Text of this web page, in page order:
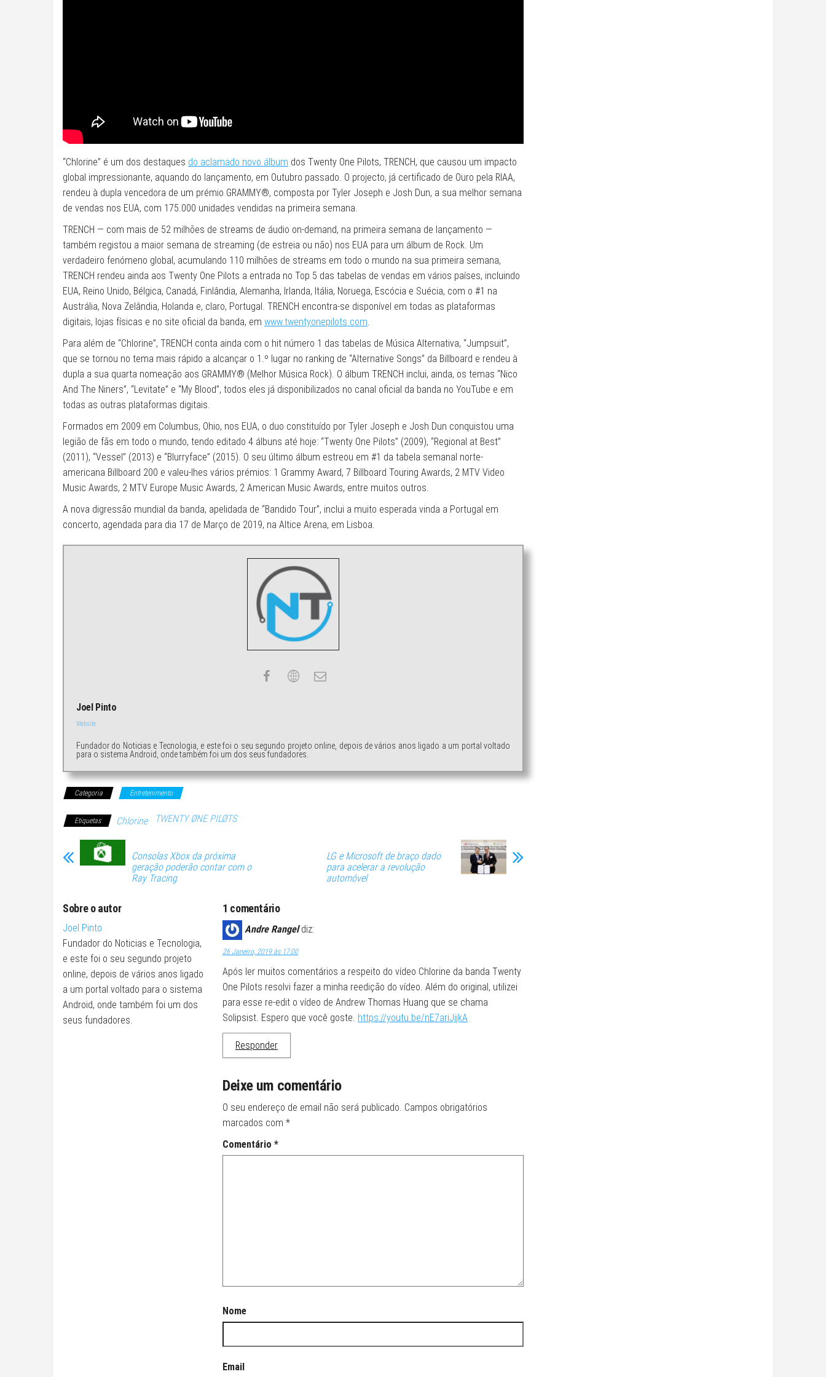
“Chlorine” é um dos destaques do aclamado novo álbum dos Twenty One Pilots, TRENCH, que causou um impacto
global impressionante, aquando do lançamento, em Outubro passado. O projecto, já certificado de Ouro pela RIAA,
rendeu à dupla vencedora de um prémio GRAMMY®, composta por Tyler Joseph e Josh Dun, a sua melhor semana
de vendas nos EUA, com 175.000 unidades vendidas na primeira semana.
TRENCH — com mais de 52 milhões de streams de áudio on-demand, na primeira semana de lançamento —
também registou a maior semana de streaming (de estreia ou não) nos EUA para um álbum de Rock. Um
verdadeiro fenómeno global, acumulando 110 milhões de streams em todo o mundo na sua primeira semana,
TRENCH rendeu ainda aos Twenty One Pilots a entrada no Top 5 das tabelas de vendas em vários países, incluindo
EUA, Reino Unido, Bélgica, Canadá, Finlândia, Alemanha, Irlanda, Itália, Noruega, Escócia e Suécia, com o #1 na
Austrália, Nova Zelândia, Holanda e, claro, Portugal. TRENCH encontra-se disponível em todas as plataformas
digitais, lojas físicas e no site oficial da banda, em www.twentyonepilots.com.
Para além de “Chlorine”, TRENCH conta ainda com o hit número 1 das tabelas de Música Alternativa, “Jumpsuit”,
que se tornou no tema mais rápido a alcançar o 1.º lugar no ranking de “Alternative Songs” da Billboard e rendeu à
dupla a sua quarta nomeação aos GRAMMY® (Melhor Música Rock). O álbum TRENCH inclui, ainda, os temas “Nico
And The Niners”, “Levitate” e “My Blood”, todos eles já disponibilizados no canal oficial da banda no YouTube e em
todas as outras plataformas digitais.
Formados em 2009 em Columbus, Ohio, nos EUA, o duo constituído por Tyler Joseph e Josh Dun conquistou uma
legião de fãs em todo o mundo, tendo editado 4 álbuns até hoje: “Twenty One Pilots” (2009), “Regional at Best”
(2011), “Vessel” (2013) e “Blurryface” (2015). O seu último álbum estreou em #1 da tabela semanal norte-
americana Billboard 200 e valeu-lhes vários prémios: 1 Grammy Award, 7 Billboard Touring Awards, 2 MTV Video
Music Awards, 2 MTV Europe Music Awards, 2 American Music Awards, entre muitos outros.
A nova digressão mundial da banda, apelidada de “Bandido Tour”, inclui a muito esperada vinda a Portugal em
concerto, agendada para dia 17 de Março de 2019, na Altice Arena, em Lisboa.
Joel Pinto
Website
Fundador do Noticias e Tecnologia, e este foi o seu segundo projeto online, depois de vários anos ligado a um portal voltado
para o sistema Android, onde também foi um dos seus fundadores.
Categoria Entretenimento
Etiquetas Chlorine TWENTY ØNE PILØTS
Consolas Xbox da próxima
geração poderão contar com o
Ray Tracing
LG e Microsoft de braço dado
para acelerar a revolução
automóvel
Sobre o autor
Joel Pinto
Fundador do Noticias e Tecnologia,
e este foi o seu segundo projeto
online, depois de vários anos ligado
a um portal voltado para o sistema
Android, onde também foi um dos
seus fundadores.
1 comentário
Andre Rangel diz:
26 Janeiro, 2019 às 17:00
Após ler muitos comentários a respeito do vídeo Chlorine da banda Twenty
One Pilots resolvi fazer a minha reedição do vídeo. Além do original, utilizei
para esse re-edit o vídeo de Andrew Thomas Huang que se chama
Solipsist. Espero que você goste. https://youtu.be/nE7ariJjjkA
Responder
Deixe um comentário
O seu endereço de email não será publicado. Campos obrigatórios
marcados com *
Comentário *
Nome
Email